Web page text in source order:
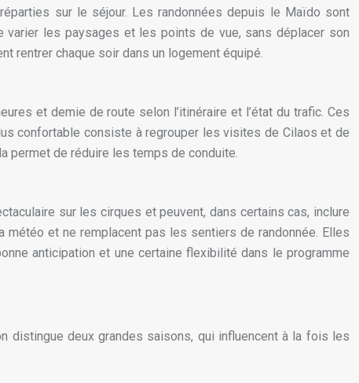
sur le séjour. Les randonnées depuis le Maïdo sont
varier les paysages et les points de vue, sans déplacer son
rentrer chaque soir dans un logement équipé.
et demie de route selon l’itinéraire et l’état du trafic. Ces
confortable consiste à regrouper les visites de Cilaos et de
permet de réduire les temps de conduite.
sur les cirques et peuvent, dans certains cas, inclure
et ne remplacent pas les sentiers de randonnée. Elles
anticipation et une certaine flexibilité dans le programme
distingue deux grandes saisons, qui influencent à la fois les